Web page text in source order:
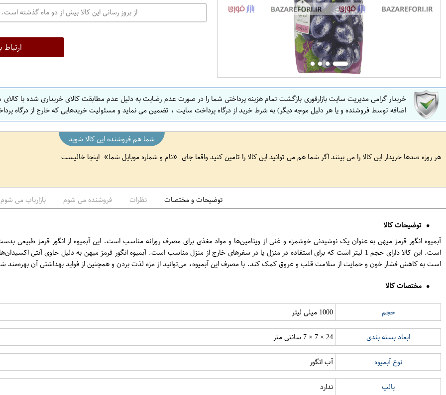
ت
ه
ص
ف
ه
ا
ن
ا
ف
ه
از بروز رسانی این کالا بیش از دو ماه گذشته
ارتباط
خریدار گرامی مدیریت سایت بازارفوری بازگشت تمام هزینه پرداختی شما را در صورت عدم رضایت به دلیل عدم مطابقت کالای خریداری شده با
اضافه توسط فروشنده و یا هر دلیل موجه دیگر) به شرط خرید از درگاه پرداخت سایت ، تضمین می نماید و مسئولیت خریدهایی که خارج از درگاه
شما هم فروشنده این کالا شوید
هر روزه صدها خریدار این کالا را می بینند اگر شما هم می توانید این کالا را تامین کنید واقعا جای
نام و شماره موبایل شما اینجا خالیست
توضیحات و مختصات نظرات فروشنده می شوم بازاریاب می شوم
توضیحات کالا
آبمیوه انگور قرمز میهن به عنوان یک نوشیدنی خوشمزه و غنی از ویتامین‌ها و مواد مغذی برای مصرف روزانه مناسب است. این آبمیوه از انگور قرمز
است. این کالا دارای حجم 1 لیتر است که برای استفاده در منزل یا در سفرهای خارج از منزل مناسب است. آبمیوه انگور قرمز میهن به دلیل
است به کاهش فشار خون و حمایت از سلامت قلب و عروق کمک کند. با مصرف این آبمیوه، می‌توانید از مزه لذت بردن و همچنین از فواید بهداشتی آن بهره‌مند
مختصات کالا
حجم 1000 میلی لیتر
ابعاد بسته بندی 24 × 7 × 7 سانتی متر
نوع آبمیوه آب انگور
پالپ ندارد